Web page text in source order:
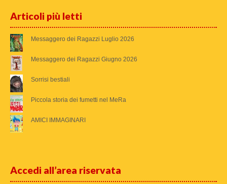
Articoli più letti
Messaggero dei Ragazzi Luglio 2026
Messaggero dei Ragazzi Giugno 2026
Sorrisi bestiali
Piccola storia dei fumetti nel MeRa
AMICI IMMAGINARI
Accedi all’area riservata